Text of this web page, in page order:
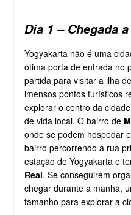
Dia 1 – Chegada
Yogyakarta não é uma
ótima porta de entrada no
partida para visitar a ilha
imensos pontos turísticos
explorar o centro da
de vida local. O bairro de
onde se podem hospedar
bairro percorrendo a rua
estação de Yogyakarta e
Real. Se conseguirem
chegar durante a manhã,
tamanho para explorar a